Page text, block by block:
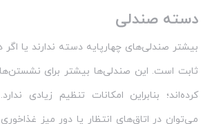
دسته صندلی
بیشتر صندلی‌های چهارپایه دسته ندارند یا
ثابت است. این صندلی‌ها بیشتر برای
کرده‌اند؛ بنابراین امکانات تنظیم زیادی
می‌توان در اتاق‌های انتظار یا دور میز